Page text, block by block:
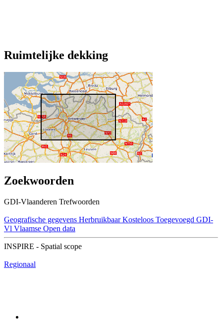
Ruimtelijke dekking
Zoekwoorden
GDI-Vlaanderen Trefwoorden
Geografische gegevens Herbruikbaar Kosteloos Toegevoegd GDI-
Vl Vlaamse Open data
INSPIRE - Spatial scope
Regionaal